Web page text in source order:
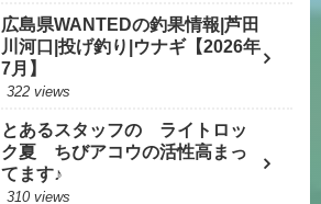
広島県WANTEDの釣果情報|芦田
川河口|投げ釣り|ウナギ【2026年
7月】
322 views
とあるスタッフの ライトロッ
ク夏 ちびアコウの活性高まっ
てます♪
310 views